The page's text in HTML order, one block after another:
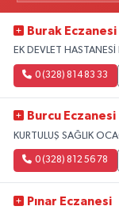
Burak Eczanesi
EK DEVLET HASTANESİ
0 (328) 814 83 33
Burcu Eczanesi
KURTULUŞ SAĞLIK
0 (328) 812 56 78
Pınar Eczanesi